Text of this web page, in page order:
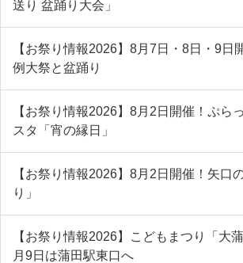
送り 盆踊り大会」
【お祭り情報2026】8月7日・8日・9日
例大祭と盆踊り
【お祭り情報2026】8月2日開催！ぷら
スタ「宵の縁日」
【お祭り情報2026】8月2日開催！矢口
り」
【お祭り情報2026】こどもまつり「大
月9日は蒲田駅東口へ